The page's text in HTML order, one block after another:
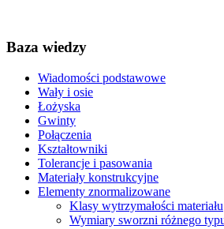
Baza wiedzy
Wiadomości podstawowe
Wały i osie
Łożyska
Gwinty
Połączenia
Kształtowniki
Tolerancje i pasowania
Materiały konstrukcyjne
Elementy znormalizowane
Klasy wytrzymałości materiału
Wymiary sworzni różnego